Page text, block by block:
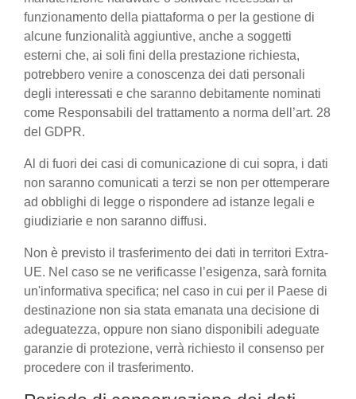
funzionamento della piattaforma o per la gestione di
alcune funzionalità aggiuntive, anche a soggetti
esterni che, ai soli fini della prestazione richiesta,
potrebbero venire a conoscenza dei dati personali
degli interessati e che saranno debitamente nominati
come Responsabili del trattamento a norma dell’art. 28
del GDPR.
Al di fuori dei casi di comunicazione di cui sopra, i dati
non saranno comunicati a terzi se non per ottemperare
ad obblighi di legge o rispondere ad istanze legali e
giudiziarie e non saranno diffusi.
Non è previsto il trasferimento dei dati in territori Extra-
UE. Nel caso se ne verificasse l’esigenza, sarà fornita
un'informativa specifica; nel caso in cui per il Paese di
destinazione non sia stata emanata una decisione di
adeguatezza, oppure non siano disponibili adeguate
garanzie di protezione, verrà richiesto il consenso per
procedere con il trasferimento.